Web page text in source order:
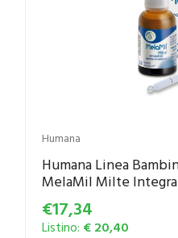
Humana
Humana Linea
MelaMil Milte
€17,34
Listino: € 20,40